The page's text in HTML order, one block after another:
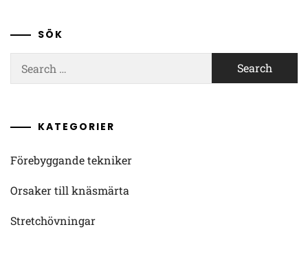
SÖK
for:
KATEGORIER
Förebyggande tekniker
Orsaker till knäsmärta
Stretchövningar